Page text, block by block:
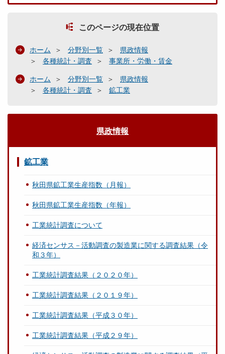
このページの現在位置
ホーム 分野別一覧
県政情報
各種統計・調査
事業所・労働・賃金
ホーム 分野別一覧
県政情報
各種統計・調査
鉱工業
県政情報
鉱工業
秋田県鉱工業生産指数（月報）
秋田県鉱工業生産指数（年報）
工業統計調査について
経済センサス－活動調査の製造業に関する調査結果（令
和３年）
工業統計調査結果（２０２０年）
工業統計調査結果（２０１９年）
工業統計調査結果（平成３０年）
工業統計調査結果（平成２９年）